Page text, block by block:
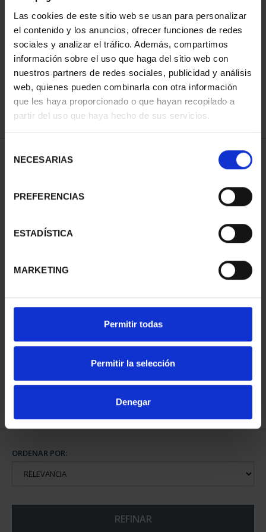
Las cookies de este sitio web se usan para personalizar
el contenido y los anuncios, ofrecer funciones de redes
sociales y analizar el tráfico. Además, compartimos
información sobre el uso que haga del sitio web con
nuestros partners de redes sociales, publicidad y análisis
web, quienes pueden combinarla con otra información
que les haya proporcionado o que hayan recopilado a
partir del uso que haya hecho de sus servicios.
NECESARIAS
PREFERENCIAS
ESTADÍSTICA
MARKETING
Permitir todas
Permitir la selección
Denegar
ORDENAR POR:
REFINAR
1 Productos encontrados
PROVINCIA COLECCION
COMPLET...
ORDENAR POR:
REFINAR